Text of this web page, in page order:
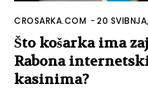
CROSARKA.COM -20
Što košarka ima
Rabona
kasinima?